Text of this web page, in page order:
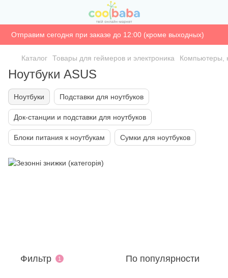
Отправим сегодня при заказе до 12:00 (кроме выходных)
Каталог Товары для геймеров и электроника Компьютеры,
Ноутбуки ASUS
Ноутбуки Подставки для ноутбуков
Док-станции и подставки для ноутбуков
Блоки питания к ноутбукам Сумки для ноутбуков
Фильтр 1 По популярности